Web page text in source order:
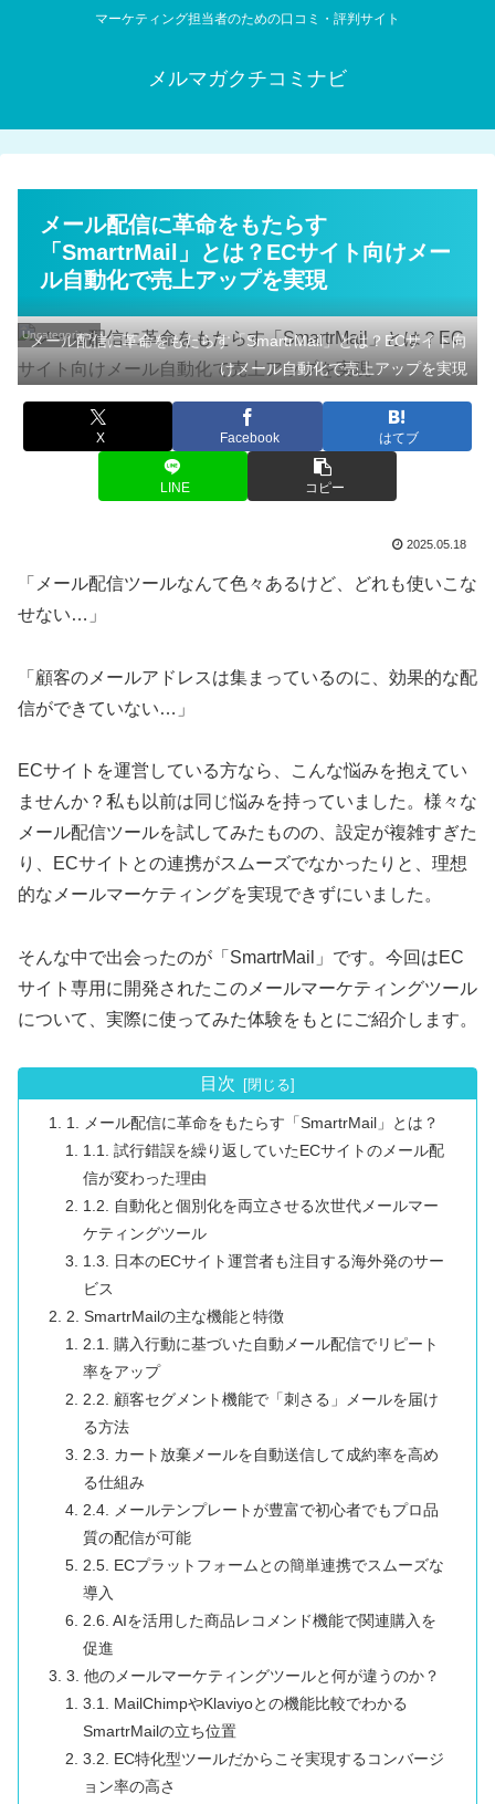
マーケティング担当者のための口コミ・評判サイト
メルマガクチコミナビ
メール配信に革命をもたらす
「SmartrMail」とは？ECサイト向けメー
ル自動化で売上アップを実現
Uncategorized
メール配信に革命をもたらす「SmartrMail」とは？ECサイト向
けメール自動化で売上アップを実現
X Facebook はてブ
LINE コピー
2025.05.18
「メール配信ツールなんて色々あるけど、どれも使いこな
せない…」
「顧客のメールアドレスは集まっているのに、効果的な配
信ができていない…」
ECサイトを運営している方なら、こんな悩みを抱えてい
ませんか？私も以前は同じ悩みを持っていました。様々な
メール配信ツールを試してみたものの、設定が複雑すぎた
り、ECサイトとの連携がスムーズでなかったりと、理想
的なメールマーケティングを実現できずにいました。
そんな中で出会ったのが「SmartrMail」です。今回はEC
サイト専用に開発されたこのメールマーケティングツール
について、実際に使ってみた体験をもとにご紹介します。
目次
1. メール配信に革命をもたらす「SmartrMail」とは？
1.1. 試行錯誤を繰り返していたECサイトのメール配
信が変わった理由
1.2. 自動化と個別化を両立させる次世代メールマー
ケティングツール
1.3. 日本のECサイト運営者も注目する海外発のサー
ビス
2. SmartrMailの主な機能と特徴
2.1. 購入行動に基づいた自動メール配信でリピート
率をアップ
2.2. 顧客セグメント機能で「刺さる」メールを届け
る方法
2.3. カート放棄メールを自動送信して成約率を高め
る仕組み
2.4. メールテンプレートが豊富で初心者でもプロ品
質の配信が可能
2.5. ECプラットフォームとの簡単連携でスムーズな
導入
2.6. AIを活用した商品レコメンド機能で関連購入を
促進
3. 他のメールマーケティングツールと何が違うのか？
3.1. MailChimpやKlaviyoとの機能比較でわかる
SmartrMailの立ち位置
3.2. EC特化型ツールだからこそ実現するコンバージ
ョン率の高さ